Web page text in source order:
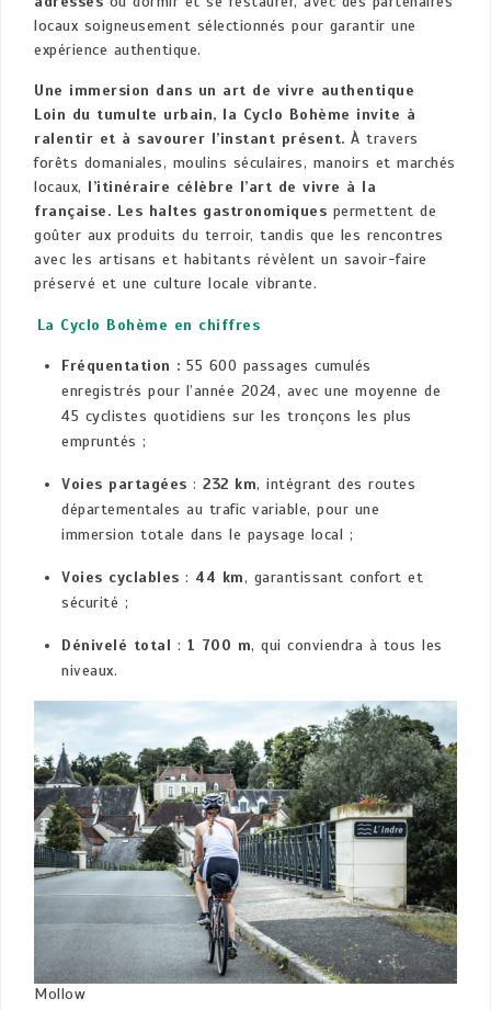
locaux soigneusement sélectionnés pour garantir une
expérience authentique.
Une immersion dans un art de vivre authentique
Loin du tumulte urbain, la Cyclo Bohème invite à
ralentir et à savourer l’instant présent. À travers
forêts domaniales, moulins séculaires, manoirs et marchés
locaux, l’itinéraire célèbre l’art de vivre à la
française. Les haltes gastronomiques permettent de
goûter aux produits du terroir, tandis que les rencontres
avec les artisans et habitants révèlent un savoir-faire
préservé et une culture locale vibrante.
La Cyclo Bohème en chiffres
Fréquentation : 55 600 passages cumulés
enregistrés pour l’année 2024, avec une moyenne de
45 cyclistes quotidiens sur les tronçons les plus
empruntés ;
Voies partagées : 232 km, intégrant des routes
départementales au trafic variable, pour une
immersion totale dans le paysage local ;
Voies cyclables : 44 km, garantissant confort et
sécurité ;
Dénivelé total : 1 700 m, qui conviendra à tous les
niveaux.
Mollow